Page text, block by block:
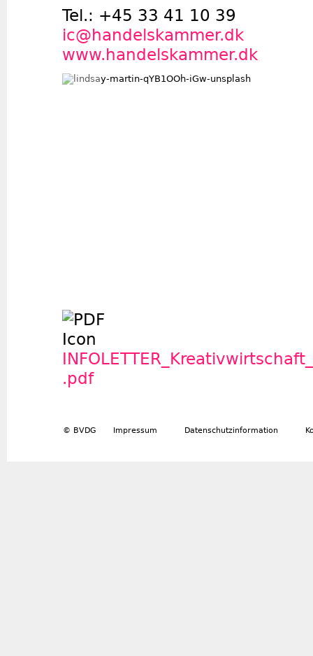
Tel.: +45 33 41 10 39
ic@handelskammer.dk
www.handelskammer.dk
.pdf
© BVDG Impressum Datenschutzinformation